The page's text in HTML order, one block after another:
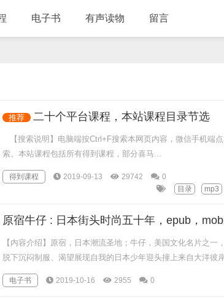
电子书 有声读物 留言
推荐 二十个平台课程，本站课程目录节选
【搜索说明】电脑端按Ctrl+F搜索本网页内容，微信手机端
索。本站课程包括所有得到课程，部分喜马...
得到课程 2019-09-13 29742
0
目录
mp3
原宿牛仔 : 日本街头时尚五十年，epub，
【内容介绍】原宿，日本潮流圣地；牛仔，美国文化名片之
脱下沉闷制服、渴望展现自我的日本少年迎头撞上来自大洋彼
电子书 2019-10-16 2955 0